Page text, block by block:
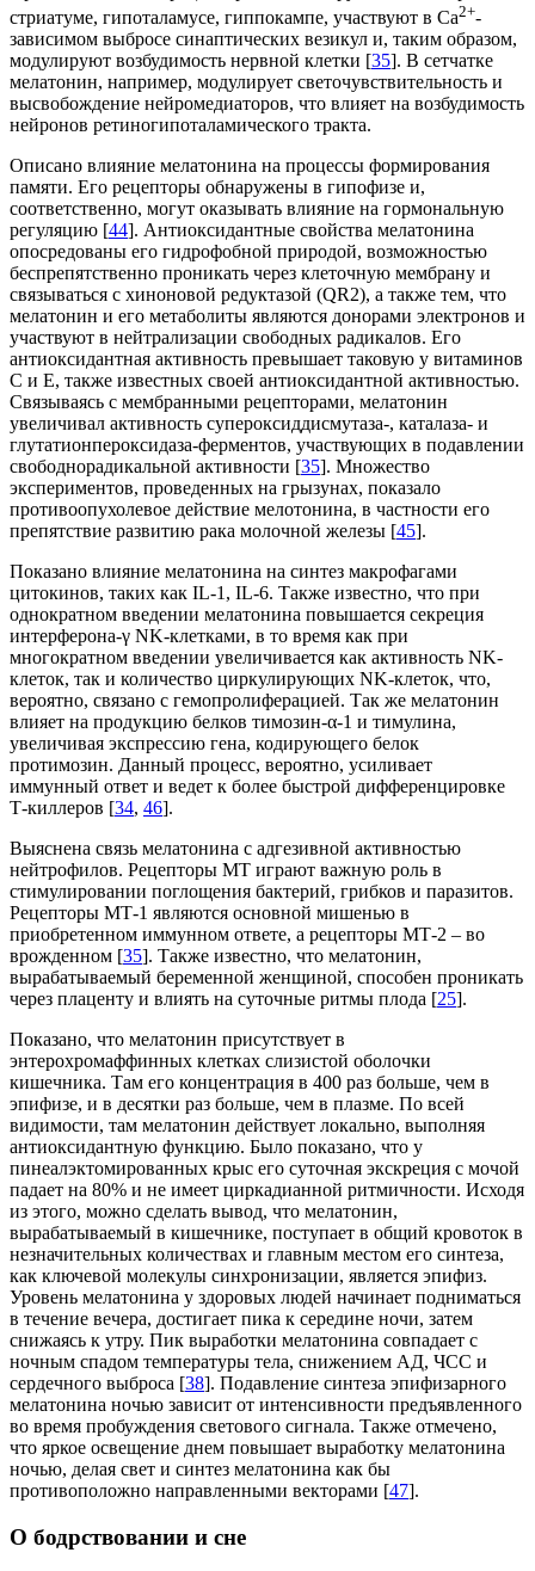
стриатуме, гипоталамусе, гиппокампе, участвуют в Са2+-
зависимом выбросе синаптических везикул и, таким образом,
модулируют возбудимость нервной клетки [35]. В сетчатке
мелатонин, например, модулирует светочувствительность и
высвобождение нейромедиаторов, что влияет на возбудимость
нейронов ретиногипоталамического тракта.
Описано влияние мелатонина на процессы формирования
памяти. Его рецепторы обнаружены в гипофизе и,
соответственно, могут оказывать влияние на гормональную
регуляцию [44]. Антиоксидантные свойства мелатонина
опосредованы его гидрофобной природой, возможностью
беспрепятственно проникать через клеточную мембрану и
связываться с хиноновой редуктазой (QR2), а также тем, что
мелатонин и его метаболиты являются донорами электронов и
участвуют в нейтрализации свободных радикалов. Его
антиоксидантная активность превышает таковую у витаминов
С и Е, также известных своей антиоксидантной активностью.
Связываясь с мембранными рецепторами, мелатонин
увеличивал активность супероксиддисмутаза-, каталаза- и
глутатионпероксидаза-ферментов, участвующих в подавлении
свободнорадикальной активности [35]. Множество
экспериментов, проведенных на грызунах, показало
противоопухолевое действие мелотонина, в частности его
препятствие развитию рака молочной железы [45].
Показано влияние мелатонина на синтез макрофагами
цитокинов, таких как IL-1, IL-6. Также известно, что при
однократном введении мелатонина повышается секреция
интерферона-γ NK-клетками, в то время как при
многократном введении увеличивается как активность NK-
клеток, так и количество циркулирующих NK-клеток, что,
вероятно, связано с гемопролиферацией. Так же мелатонин
влияет на продукцию белков тимозин-α-1 и тимулина,
увеличивая экспрессию гена, кодирующего белок
протимозин. Данный процесс, вероятно, усиливает
иммунный ответ и ведет к более быстрой дифференцировке
Т-киллеров [34, 46].
Выяснена связь мелатонина с адгезивной активностью
нейтрофилов. Рецепторы МТ играют важную роль в
стимулировании поглощения бактерий, грибков и паразитов.
Рецепторы МТ-1 являются основной мишенью в
приобретенном иммунном ответе, а рецепторы МТ-2 – во
врожденном [35]. Также известно, что мелатонин,
вырабатываемый беременной женщиной, способен проникать
через плаценту и влиять на суточные ритмы плода [25].
Показано, что мелатонин присутствует в
энтерохромаффинных клетках слизистой оболочки
кишечника. Там его концентрация в 400 раз больше, чем в
эпифизе, и в десятки раз больше, чем в плазме. По всей
видимости, там мелатонин действует локально, выполняя
антиоксидантную функцию. Было показано, что у
пинеалэктомированных крыс его суточная экскреция с мочой
падает на 80% и не имеет циркадианной ритмичности. Исходя
из этого, можно сделать вывод, что мелатонин,
вырабатываемый в кишечнике, поступает в общий кровоток в
незначительных количествах и главным местом его синтеза,
как ключевой молекулы синхронизации, является эпифиз.
Уровень мелатонина у здоровых людей начинает подниматься
в течение вечера, достигает пика к середине ночи, затем
снижаясь к утру. Пик выработки мелатонина совпадает с
ночным спадом температуры тела, снижением АД, ЧСС и
сердечного выброса [38]. Подавление синтеза эпифизарного
мелатонина ночью зависит от интенсивности предъявленного
во время пробуждения светового сигнала. Также отмечено,
что яркое освещение днем повышает выработку мелатонина
ночью, делая свет и синтез мелатонина как бы
противоположно направленными векторами [47].
О бодрствовании и сне